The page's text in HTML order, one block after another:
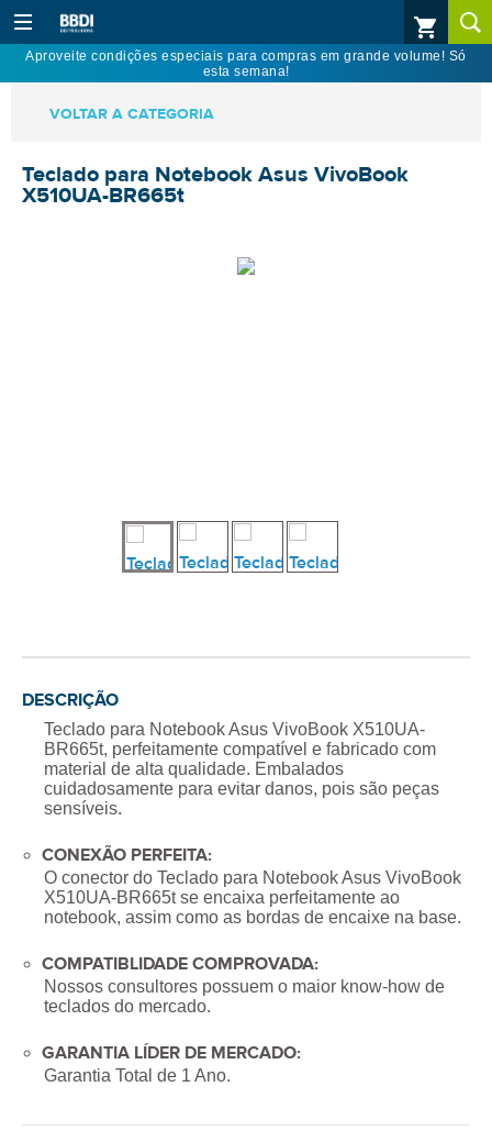
Aproveite condições especiais para compras em grande volume! Só
esta semana!
VOLTAR A CATEGORIA
Teclado para Notebook Asus VivoBook
X510UA-BR665t
DESCRIÇÃO
Teclado para Notebook Asus VivoBook X510UA-
BR665t, perfeitamente compatível e fabricado com
material de alta qualidade. Embalados
cuidadosamente para evitar danos, pois são peças
sensíveis.
CONEXÃO PERFEITA:
O conector do Teclado para Notebook Asus VivoBook
X510UA-BR665tse encaixa perfeitamente ao
notebook, assim como as bordas de encaixe na base.
COMPATIBLIDADE COMPROVADA:
Nossos consultores possuem o maior know-how de
teclados do mercado.
GARANTIA LÍDER DE MERCADO:
Garantia Total de 1 Ano.